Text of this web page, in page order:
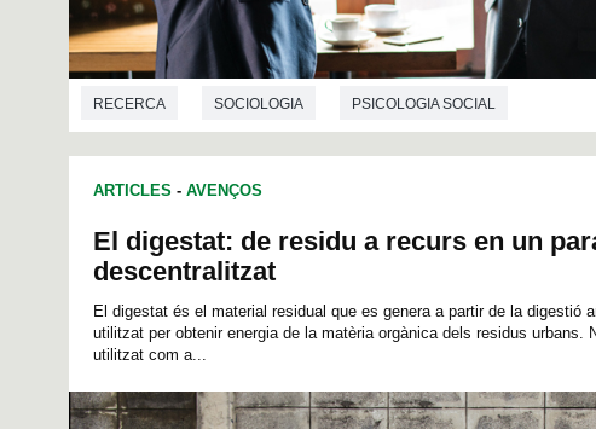
RECERCA SOCIOLOGIA PSICOLOGIA SOCIAL
ARTICLES - AVENÇOS
El digestat: de residu a recurs en un
descentralitzat
El digestat és el material residual que es genera a partir de la digestió
utilitzat per obtenir energia de la matèria orgànica dels residus urbans.
utilitzat com a...